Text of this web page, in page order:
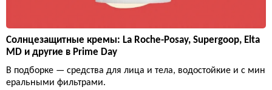
Солнцезащитные кремы: La Roche-Posay, Supergoop, Elta
MD и другие в Prime Day
В подборке — средства для лица и тела, водостойкие и с мин
еральными фильтрами.